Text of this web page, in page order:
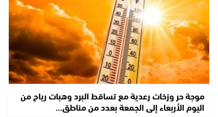
موجة حر وزخات رعدية مع تساقط البرد وهبات رياح من
اليوم الأربعاء إلى الجمعة بعدد من مناطق…